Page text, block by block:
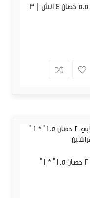
مضخة ماء هابي 5.5 حصان 4 انش | 3
مضخة ماء هابي 2 حصان 1.5" * 1"